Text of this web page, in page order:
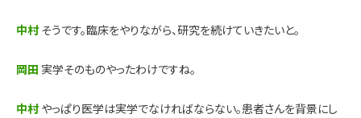
中村そうです。臨床をやりながら、研究を続けていきたいと。
岡田 実学そのものやったわけですね。
中村やっぱり医学は実学でなければならない。患者さんを背景にし